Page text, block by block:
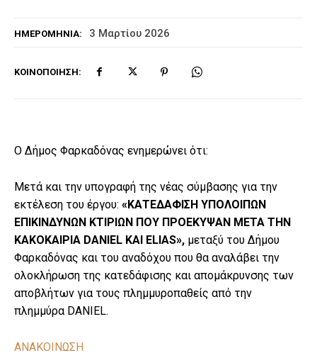
ΗΜΕΡΟΜΗΝΊΑ: 3 Μαρτίου 2026
ΚΟΙΝΟΠΟΊΗΣΗ:
Ο Δήμος Φαρκαδόνας ενημερώνει ότι:
Μετά και την υπογραφή της νέας σύμβασης για την
εκτέλεση του έργου: «ΚΑΤΕΔΑΦΙΣΗ ΥΠΟΛΟΙΠΩΝ
ΕΠΙΚΙΝΔΥΝΩΝ ΚΤΙΡΙΩΝ ΠΟΥ ΠΡΟΕΚΥΨΑΝ ΜΕΤΑ ΤΗΝ
ΚΑΚΟΚΑΙΡΙΑ DANIEL KAI ELIAS», μεταξύ του Δήμου
Φαρκαδόνας και του αναδόχου που θα αναλάβει την
ολοκλήρωση της κατεδάφισης και απομάκρυνσης των
αποβλήτων για τους πλημμυροπαθείς από την
πλημμύρα DANIEL.
ΑΝΑΚΟΙΝΩΣΗ